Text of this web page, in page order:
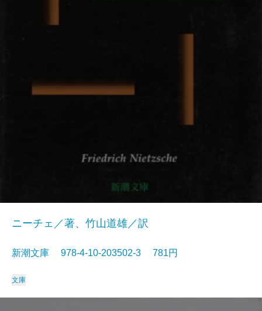
ニーチェ／著、竹山道雄／訳
新潮文庫 978-4-10-203502-3 781円
文庫